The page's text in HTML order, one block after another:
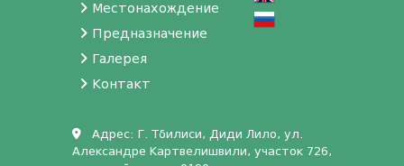
Местонахождение
Предназначение
Галерея
Контакт
Адрес: Г. Тбилиси, Диди Лило, ул.
Александре Картвелишвили, участок 726,